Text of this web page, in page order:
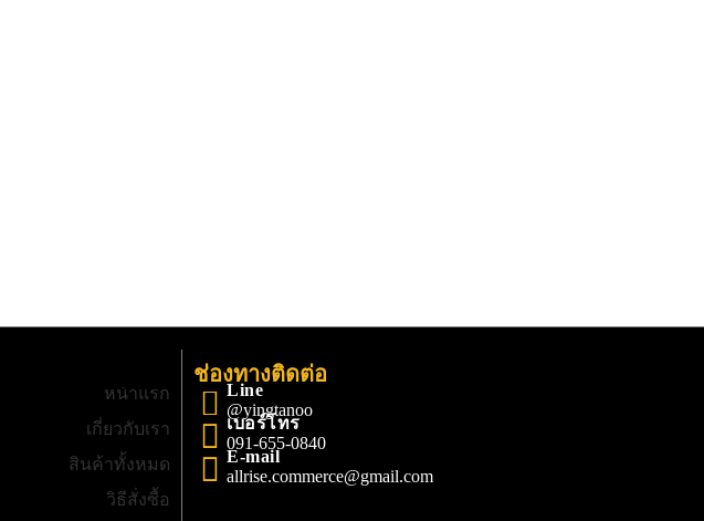
หน้าแรก
เกี่ยวกับเรา
สินค้าทั้งหมด
วิธีสั่งซื้อ
ช่องทางติดต่อ
Line
@yingtanoo
เบอร์โทร
091-655-0840
E-mail
allrise.commerce@gmail.com